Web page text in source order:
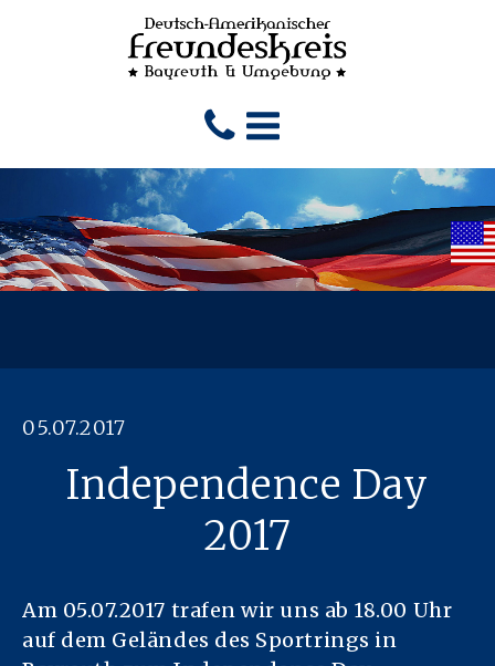
05.07.2017
Independence Day
2017
Am 05.07.2017 trafen wir uns ab 18.00 Uhr
auf dem Geländes des Sportrings in